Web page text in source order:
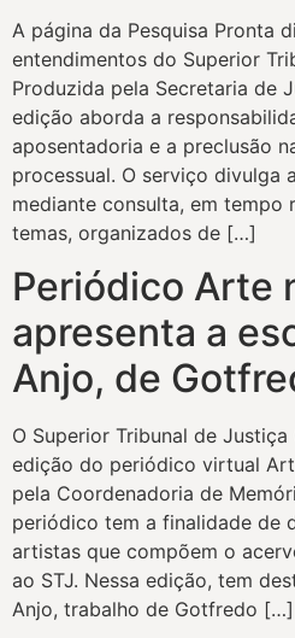
​A página da Pesquisa Pronta
entendimentos do Superior
Produzida pela Secretaria de
edição aborda a
aposentadoria e a preclusão
processual. O serviço divulga
mediante consulta, em tempo
temas, organizados de […]
Periódico Arte
apresenta a
Anjo, de
​O Superior Tribunal de Justiça
edição do periódico virtual
pela Coordenadoria de
periódico tem a finalidade de
artistas que compõem o
ao STJ. Nessa edição, tem
Anjo, trabalho de Gotfredo […]